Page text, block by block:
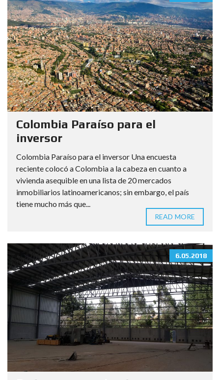
Colombia Paraíso para el
inversor
Colombia Paraíso para el inversor Una encuesta
reciente colocó a Colombia a la cabeza en cuanto a
vivienda asequible en una lista de 20 mercados
inmobiliarios latinoamericanos; sin embargo, el país
tiene mucho más que...
READ MORE
6.05.2018